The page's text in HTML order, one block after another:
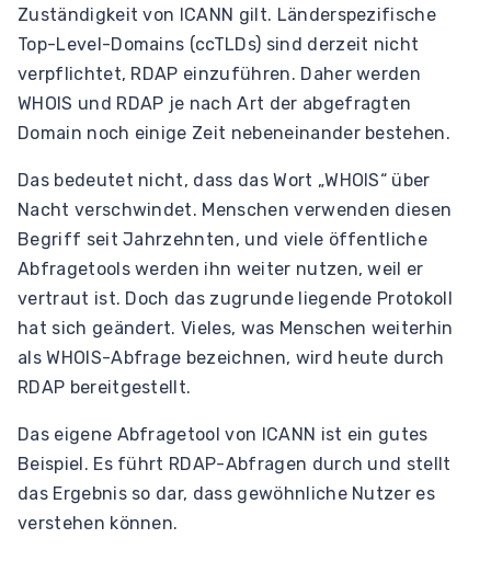
Zuständigkeit von ICANN gilt. Länderspezifische
Top-Level-Domains (ccTLDs) sind derzeit nicht
verpflichtet, RDAP einzuführen. Daher werden
WHOIS und RDAP je nach Art der abgefragten
Domain noch einige Zeit nebeneinander bestehen.
Das bedeutet nicht, dass das Wort „WHOIS“ über
Nacht verschwindet. Menschen verwenden diesen
Begriff seit Jahrzehnten, und viele öffentliche
Abfragetools werden ihn weiter nutzen, weil er
vertraut ist. Doch das zugrunde liegende Protokoll
hat sich geändert. Vieles, was Menschen weiterhin
als WHOIS-Abfrage bezeichnen, wird heute durch
RDAP bereitgestellt.
Das eigene Abfragetool von ICANN ist ein gutes
Beispiel. Es führt RDAP-Abfragen durch und stellt
das Ergebnis so dar, dass gewöhnliche Nutzer es
verstehen können.